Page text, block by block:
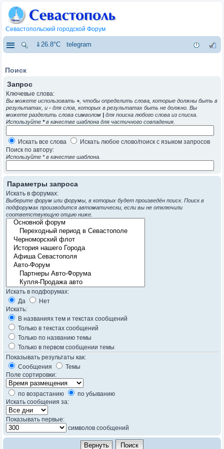
Севастопольский городской Форум
⇓26.8°C telegram
Поиск
Запрос
Ключевые слова:
Вы можете использовать +, чтобы определить слова, которые должны быть в
результатах, и - для слов, которых в результатах быть не должно. Вы
можете разделить слова символом | для поиска любого слова из списка.
Используйте *в качестве шаблона для частичного совпадения.
Искать все слова
Искать любое слово/поиск с языком запросов
Поиск по автору:
Используйте * в качестве шаблона.
Параметры запроса
Искать в форумах:
Выберите форум или форумы, в которых будет произведён поиск. Поиск в
подфорумах производится автоматически, если вы не отключили
соответствующую опцию ниже.
Искать в подфорумах:
Да
Нет
Искать:
В названиях тем и текстах сообщений
Только в текстах сообщений
Только по названию темы
Только в первом сообщении темы
Показывать результаты как:
Сообщения
Темы
Поле сортировки:
по возрастанию
по убыванию
Искать сообщения за:
Показывать первые:
символов сообщений